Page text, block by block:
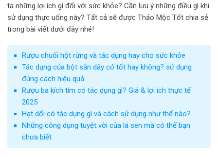
ta những lợi ích gì đối với sức khỏe? Cần lưu ý những điều gì khi
sử dụng thực uống này? Tất cả sẽ được Thảo Mộc Tốt chia sẻ
trong bài viết dưới đây nhé!
Rượu chuối hột rừng và tác dụng hay cho sức khỏe
Tác dụng của bột sắn dây có tốt hay không? sử dụng
đúng cách hiệu quả
Rượu ba kích tím có tác dụng gì? Giá & lợi ích thực tế
2025
Hạt dổi có tác dụng gì và cách sử dụng như thế nào?
Những công dụng tuyệt vời của lá sen mà có thể bạn
chưa biết